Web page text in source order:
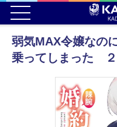
弱気MAX令嬢なの
乗ってしまった ２